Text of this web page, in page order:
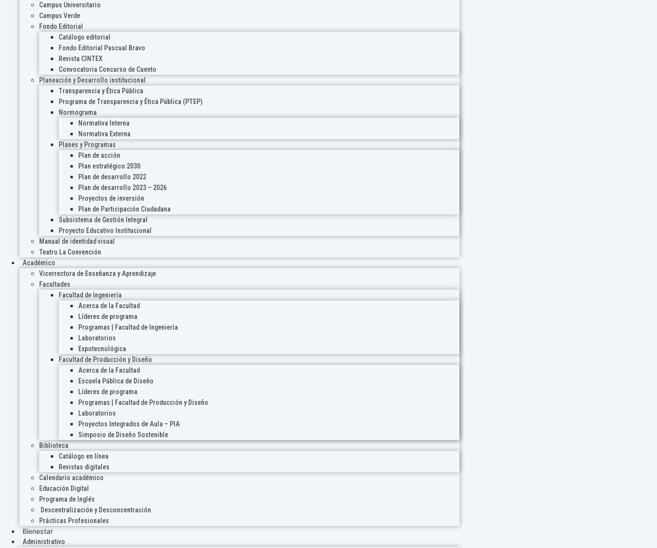
Campus Universitario
Campus Verde
Fondo Editorial
Catálogo editorial
Fondo Editorial Pascual Bravo
Revista CINTEX
Convocatoria Concurso de Cuento
Planeación y Desarrollo institucional
Transparencia y Ética Pública
Programa de Transparencia y Ética Pública (PTEP)
Normograma
Normativa Interna
Normativa Externa
Planes y Programas
Plan de acción
Plan estratégico 2030
Plan de desarrollo 2022
Plan de desarrollo 2023 – 2026
Proyectos de inversión
Plan de Participación Ciudadana
Subsistema de Gestión Integral
Proyecto Educativo Institucional
Manual de identidad visual
Teatro La Convención
Académico
Vicerrectora de Enseñanza y Aprendizaje
Facultades
Facultad de Ingeniería
Acerca de la Facultad
Líderes de programa
Programas | Facultad de Ingeniería
Laboratorios
Expotecnológica
Facultad de Producción y Diseño
Acerca de la Facultad
Escuela Pública de Diseño
Líderes de programa
Programas | Facultad de Producción y Diseño
Laboratorios
Proyectos Integrados de Aula – PIA
Simposio de Diseño Sostenible
Biblioteca
Catálogo en línea
Revistas digitales
Calendario académico
Educación Digital
Programa de Inglés
Descentralización y Desconcentración
Prácticas Profesionales
Bienestar
Administrativo